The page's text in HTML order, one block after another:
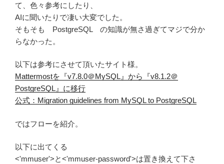
て、色々参考にしたり、
AIに聞いたりで凄い大変でした。
そもそも PostgreSQL の知識が無さ過ぎてマジで分か
らなかった。
以下は参考にさせて頂いたサイト様。
Mattermostを『v7.8.0＠MySQL』から『v8.1.2＠
PostgreSQL』に移行
公式：Migration guidelines from MySQL to PostgreSQL
ではフローを紹介。
以下に出てくる
<'mmuser'>と<'mmuser-password'>は置き換えて下さ